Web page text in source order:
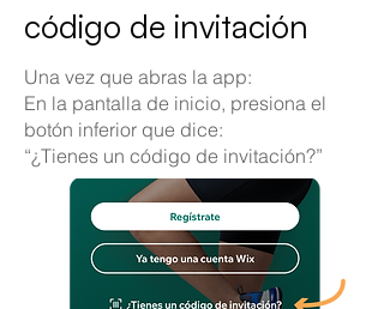
código de invitación
Una vez que abras la app:
En la pantalla de inicio, presiona el
botón inferior que dice:
“¿Tienes un código de invitación?”